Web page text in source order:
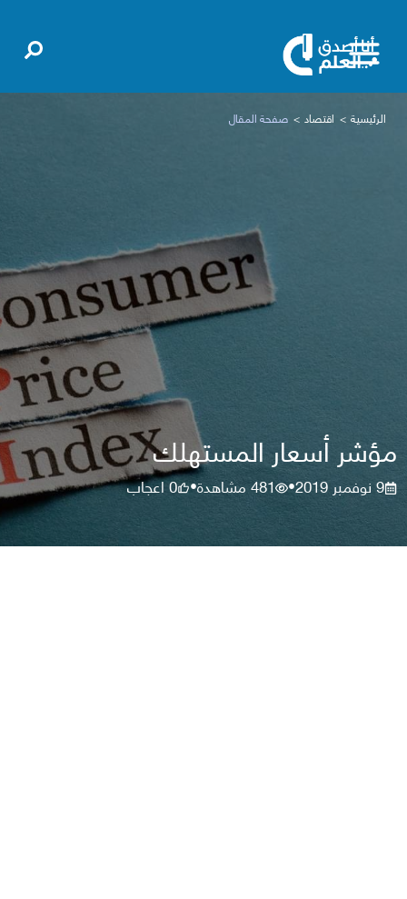
الرئيسية اقتصاد صفحة المقال
مؤشر أسعار المستهلك
9 نوفمبر 2019 •
481مشاهدة•
0اعجاب